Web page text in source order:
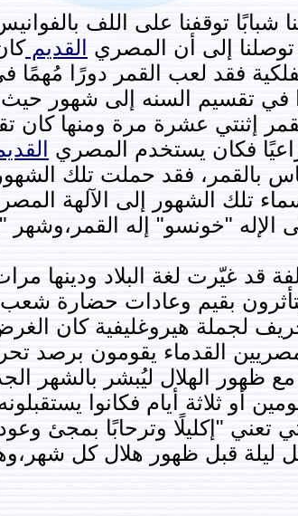
شبابًا توقفنا على اللف
إلى أن المصري
القديم
فقد لعب القمر دورًا
في تقسيم السنه إلى شهور
القمر إثنتي عشرة مرة ومنها
فكان يستخدم المصري
بالقمر، فقد حملت تلك
تلك الشهور إلى الآلهة
"خونسو" إله القمر،وشهر
قد غيّرت لغة البلاد ودينها
بقيم وعادات حضارة شعب
لجملة هيروغليفية كان الغرض
القدماء يقومون برصد
ظهور الهلال ليُبشر بالشهر
أو ثلاثة أيام فكانوا
"إكليلًا وترحابًا بمجئ
ليلة قبل ظهور هلال كل